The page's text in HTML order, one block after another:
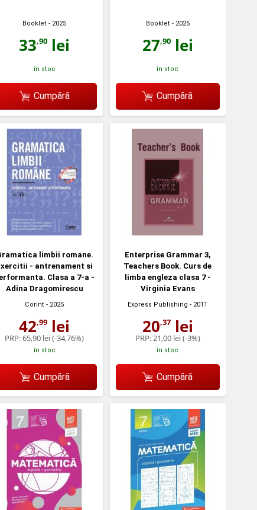
Booklet - 2025
33,90 lei
în stoc
Cumpără
Booklet - 2025
27,90lei
în stoc
Cumpără
limbii romane.
- antrenament si
Clasa a 7-a -
Adina Dragomirescu
Corint - 2025
42,99 lei
PRP:65,90 lei(-34,76%)
în stoc
Cumpără
Enterprise Grammar 3,
Teachers Book. Curs de
limba engleza clasa 7 -
Virginia Evans
Express Publishing - 2011
20,37lei
PRP: 21,00 lei(-3%)
în stoc
Cumpără